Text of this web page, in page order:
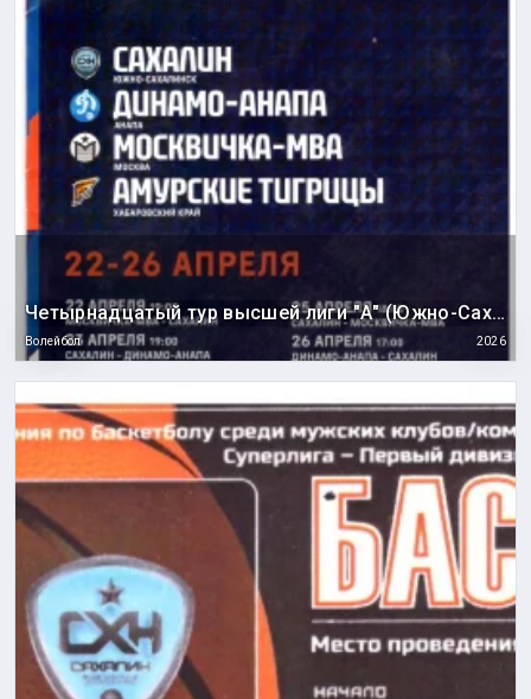
Четырнадцатый тур высшей лиги "А" (Южно-Сахалинск)
Волейбол 2026